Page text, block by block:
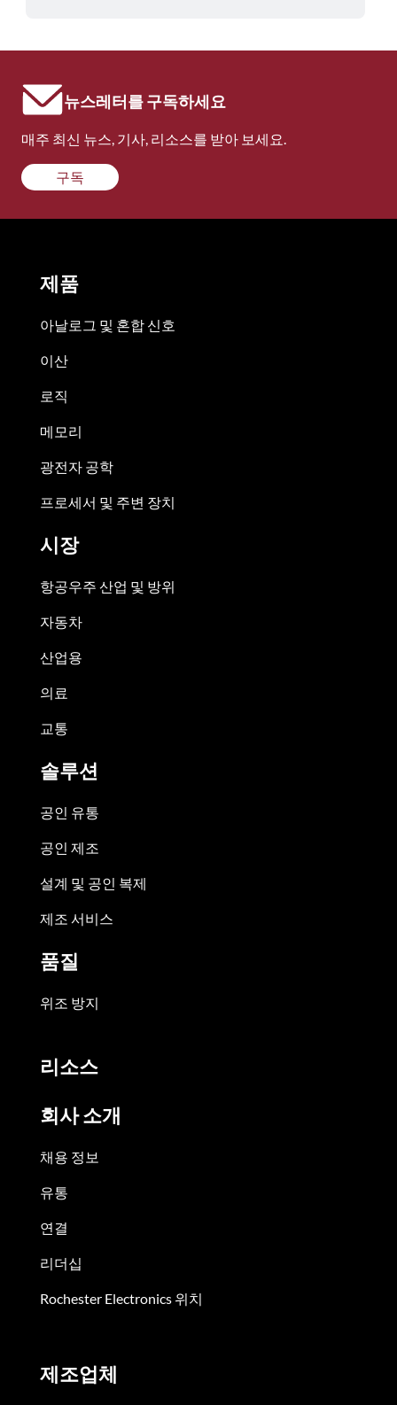
뉴스레터를 구독하세요
매주 최신 뉴스, 기사, 리소스를 받아 보세요.
구독
제품
아날로그 및 혼합 신호
이산
로직
메모리
광전자 공학
프로세서 및 주변 장치
시장
항공우주 산업 및 방위
자동차
산업용
의료
교통
솔루션
공인 유통
공인 제조
설계 및 공인 복제
제조 서비스
품질
위조 방지
리소스
회사 소개
채용 정보
유통
연결
리더십
Rochester Electronics 위치
제조업체